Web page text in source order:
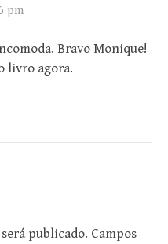
pm
Bravo Monique!
livro agora.
publicado. Campos